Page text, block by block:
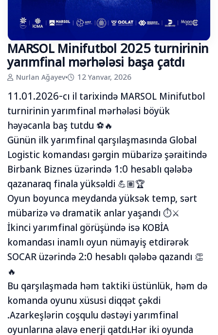
MARSOL Minifutbol 2025 turnirinin
yarımfinal mərhələsi başa çatdı
Nurlan Ağayev• 12 Yanvar, 2026
11.01.2026-cı il tarixində MARSOL Minifutbol
turnirinin yarımfinal mərhələsi böyük
həyəcanla baş tutdu ⚽🔥
Günün ilk yarımfinal qarşılaşmasında Global
Logistic komandası gərgin mübarizə şəraitində
Birbank Biznes üzərində 1:0 hesablı qələbə
qazanaraq finala yüksəldi 💪🏽🏆
Oyun boyunca meydanda yüksək temp, sərt
mübarizə və dramatik anlar yaşandı ⏱️⚔️
İkinci yarımfinal görüşündə isə KOBİA
komandası inamlı oyun nümayiş etdirərək
SOCAR üzərində 2:0 hesablı qələbə qazandı 👏
🔥
Bu qarşılaşmada həm taktiki üstünlük, həm də
komanda oyunu xüsusi diqqət çəkdi
.Azarkeşlərin coşqulu dəstəyi yarımfinal
oyunlarına əlavə enerji qatdı.Hər iki oyunda